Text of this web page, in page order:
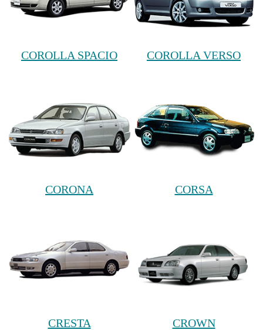
COROLLA SPACIO COROLLA VERSO
CORONA CORSA
CRESTA CROWN